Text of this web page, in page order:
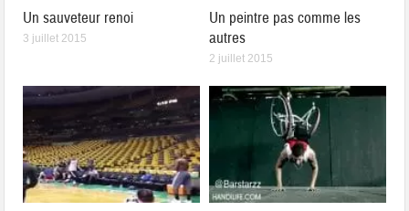
Un sauveteur renoi
3 juillet 2015
Un peintre pas comme les
autres
2 juillet 2015